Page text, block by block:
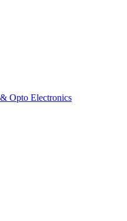
Opto Electronics